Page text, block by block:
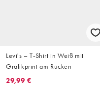
Levi's – T-Shirt in Weiß mit
Grafikprint am Rücken
29,99 €